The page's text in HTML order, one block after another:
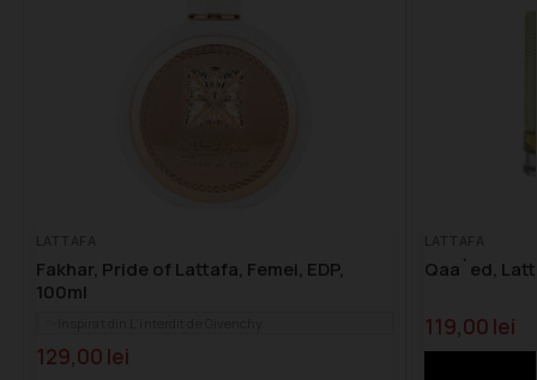
Fakhar, Pride of Lattafa, Femei, EDP,
100ml
129,00 lei
Qaa`ed,
119,00 lei